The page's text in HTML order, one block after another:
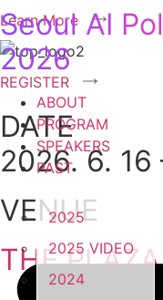
콘텐츠로
건너뛰기
Seoul AI
2026
ABOUT
PROGRAM
SPEAKERS
PAST
2025
2025 VIDEO
2024
Learn More
REGISTER
DATE
2026. 6. 16­
VENUE
THE